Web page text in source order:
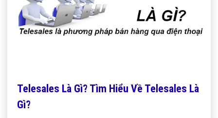
Telesales Là Gì? Tìm Hiểu Về Telesales Là
Gì?